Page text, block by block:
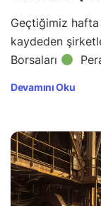
Geçtiğimiz
kaydeden
Borsaları
Devamını Oku